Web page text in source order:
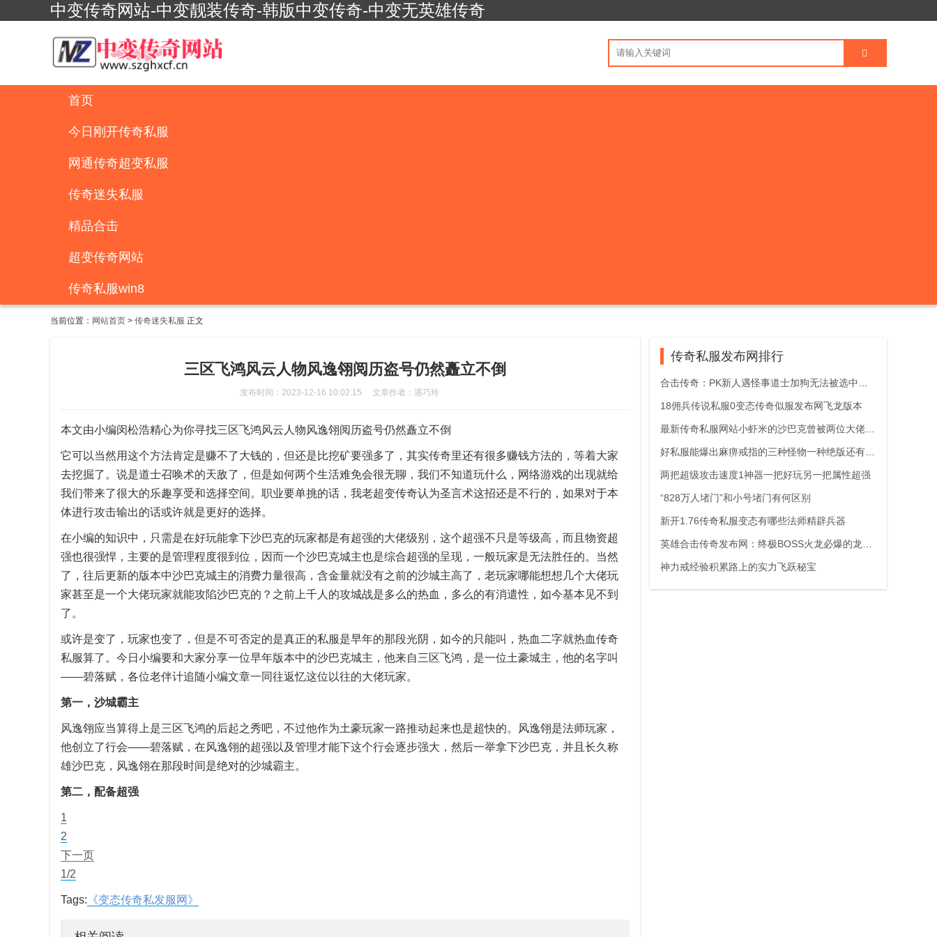
中变传奇网站-中变靓装传奇-韩版中变传奇-中变无英雄传奇
首页
今日刚开传奇私服
网通传奇超变私服
传奇迷失私服
精品合击
超变传奇网站
传奇私服win8
当前位置： 网站首页 > 传奇迷失私服 正文
三区飞鸿风云人物风逸翎阅历盗号仍然矗立不倒
发布时间：2023-12-16 10:02:15 文章作者：遇巧玲
本文由小编闵松浩精心为你寻找三区飞鸿风云人物风逸翎阅历盗号仍然矗立不倒
它可以当然用这个方法肯定是赚不了大钱的，但还是比挖矿要强多了，其实传奇里还有很多赚钱方法的，等着大家
去挖掘了。说是道士召唤术的天敌了，但是如何两个生活难免会很无聊，我们不知道玩什么，网络游戏的出现就给
我们带来了很大的乐趣享受和选择空间。职业要单挑的话，我老超变传奇认为圣言术这招还是不行的，如果对于本
体进行攻击输出的话或许就是更好的选择。
在小编的知识中，只需是在好玩能拿下沙巴克的玩家都是有超强的大佬级别，这个超强不只是等级高，而且物资超
强也很强悍，主要的是管理程度很到位，因而一个沙巴克城主也是综合超强的呈现，一般玩家是无法胜任的。当然
了，往后更新的版本中沙巴克城主的消费力量很高，含金量就没有之前的沙城主高了，老玩家哪能想想几个大佬玩
家甚至是一个大佬玩家就能攻陷沙巴克的？之前上千人的攻城战是多么的热血，多么的有消遣性，如今基本见不到
了。
或许是变了，玩家也变了，但是不可否定的是真正的私服是早年的那段光阴，如今的只能叫，热血二字就热血传奇
私服算了。今日小编要和大家分享一位早年版本中的沙巴克城主，他来自三区飞鸿，是一位土豪城主，他的名字叫
——碧落赋，各位老伴计追随小编文章一同往返忆这位以往的大佬玩家。
第一，沙城霸主
风逸翎应当算得上是三区飞鸿的后起之秀吧，不过他作为土豪玩家一路推动起来也是超快的。风逸翎是法师玩家，
他创立了行会——碧落赋，在风逸翎的超强以及管理才能下这个行会逐步强大，然后一举拿下沙巴克，并且长久称
雄沙巴克，风逸翎在那段时间是绝对的沙城霸主。
第二，配备超强
1
2
下一页
1/2
Tags: 《变态传奇私发服网》
传奇私服发布网排行
18佣兵传说私服0变态传奇似服发布网飞龙版本
最新传奇私服网站小虾米的沙巴克曾被两位大佬抢走第二位很少人知道
好私服能爆出麻痹戒指的三种怪物一种绝版还有两种需要挖
两把超级攻击速度1神器一把好玩另一把属性超强
“828万人堵门”和小号堵门有何区别
新开1.76传奇私服变态有哪些法师精辟兵器
神力戒经验积累路上的实力飞跃秘宝